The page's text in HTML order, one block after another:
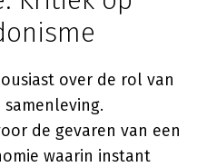
over de rol van
de gevaren van een
waarin instant